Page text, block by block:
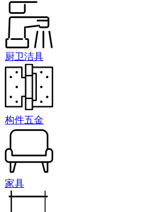
厨卫洁具
构件五金
家具